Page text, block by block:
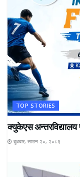
TOP STORIES
क्युकेएस
बुधबार, साउन २०, २०८३